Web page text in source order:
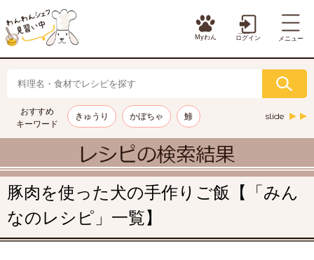
Myわん ログイン メニュー
おすすめ
キーワード
きゅうり かぼちゃ 鯵 slide
豚肉を使った犬の手作りご飯【「みん
なのレシピ」一覧】